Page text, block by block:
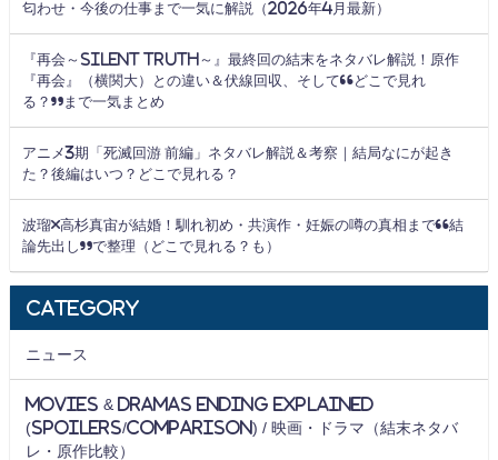
匂わせ・今後の仕事まで一気に解説（2026年4月最新）
『再会～Silent Truth～』最終回の結末をネタバレ解説！原作
『再会』（横関大）との違い＆伏線回収、そして“どこで見れ
る？”まで一気まとめ
アニメ3期「死滅回游 前編」ネタバレ解説＆考察｜結局なにが起き
た？後編はいつ？どこで見れる？
波瑠×高杉真宙が結婚！馴れ初め・共演作・妊娠の噂の真相まで“結
論先出し”で整理（どこで見れる？も）
Category
ニュース
Movies & Dramas Ending Explained
(Spoilers/Comparison) / 映画・ドラマ（結末ネタバ
レ・原作比較）